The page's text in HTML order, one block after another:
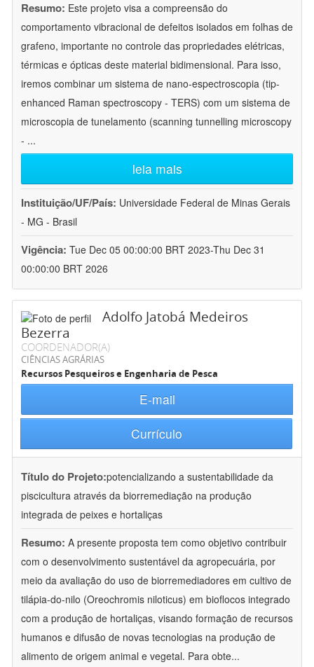
Resumo: Este projeto visa a compreensão do
comportamento vibracional de defeitos isolados em folhas de
grafeno, importante no controle das propriedades elétricas,
térmicas e ópticas deste material bidimensional. Para isso,
iremos combinar um sistema de nano-espectroscopia (tip-
enhanced Raman spectroscopy - TERS) com um sistema de
microscopia de tunelamento (scanning tunnelling microscopy
- ...
leia mais
Instituição/UF/País: Universidade Federal de Minas Gerais
- MG - Brasil
Vigência: Tue Dec 05 00:00:00 BRT 2023-Thu Dec 31
00:00:00 BRT 2026
Adolfo Jatobá Medeiros
Bezerra
COORDENADOR(A)
CIÊNCIAS AGRÁRIAS
Recursos Pesqueiros e Engenharia de Pesca
E-mail
Currículo
Título do Projeto:potencializando a sustentabilidade da
piscicultura através da biorremediação na produção
integrada de peixes e hortaliças
Resumo: A presente proposta tem como objetivo contribuir
com o desenvolvimento sustentável da agropecuária, por
meio da avaliação do uso de biorremediadores em cultivo de
tilápia-do-nilo (Oreochromis niloticus) em bioflocos integrado
com a produção de hortaliças, visando formação de recursos
humanos e difusão de novas tecnologias na produção de
alimento de origem animal e vegetal. Para obte...